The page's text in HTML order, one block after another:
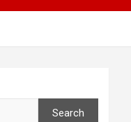
Search